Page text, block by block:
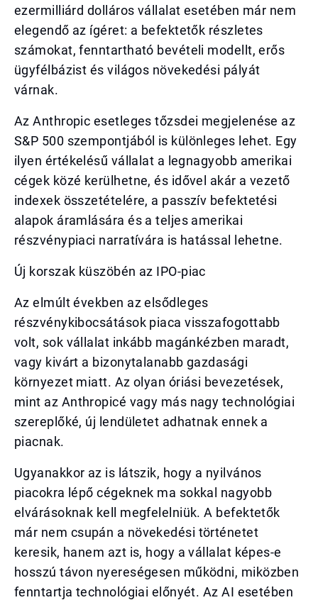
ezermilliárd dolláros vállalat esetében már nem
elegendő az ígéret: a befektetők részletes
számokat, fenntartható bevételi modellt, erős
ügyfélbázist és világos növekedési pályát
várnak.
Az Anthropic esetleges tőzsdei megjelenése az
S&P 500 szempontjából is különleges lehet. Egy
ilyen értékelésű vállalat a legnagyobb amerikai
cégek közé kerülhetne, és idővel akár a vezető
indexek összetételére, a passzív befektetési
alapok áramlására és a teljes amerikai
részvénypiaci narratívára is hatással lehetne.
Új korszak küszöbén az IPO-piac
Az elmúlt években az elsődleges
részvénykibocsátások piaca visszafogottabb
volt, sok vállalat inkább magánkézben maradt,
vagy kivárt a bizonytalanabb gazdasági
környezet miatt. Az olyan óriási bevezetések,
mint az Anthropicé vagy más nagy technológiai
szereplőké, új lendületet adhatnak ennek a
piacnak.
Ugyanakkor az is látszik, hogy a nyilvános
piacokra lépő cégeknek ma sokkal nagyobb
elvárásoknak kell megfelelniük. A befektetők
már nem csupán a növekedési történetet
keresik, hanem azt is, hogy a vállalat képes-e
hosszú távon nyereségesen működni, miközben
fenntartja technológiai előnyét. Az AI esetében